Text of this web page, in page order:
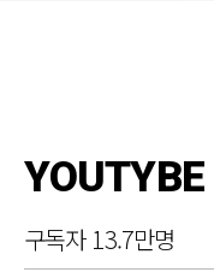
YOUTYBE
구독자 13.7만명